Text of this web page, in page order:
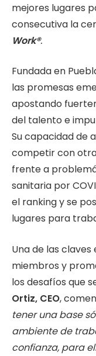
mejores lugares
consecutiva la
Work®.
Fundada en
las promesas
apostando
del talento e
Su capacidad de
competir con
frente a
sanitaria por
el ranking y se
lugares para
Una de las
miembros y
los desafíos que
Ortiz, CEO,
tener una base
ambiente de
confianza, para